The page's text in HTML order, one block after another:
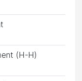
(H-H)